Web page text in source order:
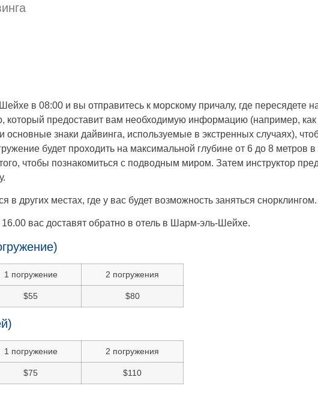
в 08:00 и вы отправитесь к морскому причалу, где пересядете
который предоставит вам необходимую информацию (например,
основные знаки дайвинга, используемые в экстренных случаях),
будет проходить на максимальной глубине от 6 до 8 метров
чтобы познакомиться с подводным миром. Затем инструктор
в других местах, где у вас будет возможность заняться снорклингом.
вас доставят обратно в отель в Шарм-эль-Шейхе.
1 погружение 2 погружения
$55 $80
1 погружение 2 погружения
$75 $110